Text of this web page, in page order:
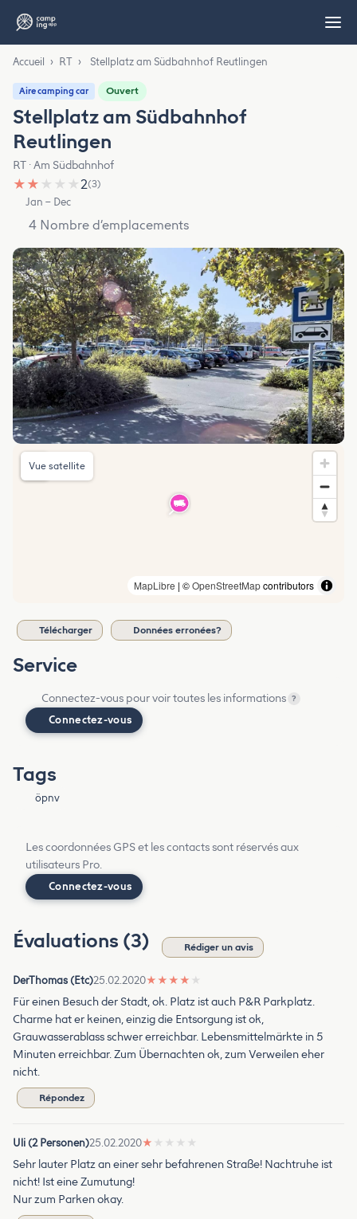
Accueil › RT › Stellplatz am Südbahnhof Reutlingen
Aire camping car Ouvert
Stellplatz am Südbahnhof
Reutlingen
RT · Am Südbahnhof
★ ★ ★ ★ ★2(3)
Jan – Dec
4 Nombre d’emplacements
MapLibre | ©OpenStreetMapcontributors
Vue satellite
Télécharger Données erronées?
Service
Connectez-vous pour voir toutes les informations ?
Connectez-vous
Tags
öpnv
Les coordonnées GPS et les contacts sont réservés aux
utilisateurs Pro.
Connectez-vous
Évaluations (3) Rédiger un avis
DerThomas (Etc)25.02.2020★ ★ ★ ★ ★
Für einen Besuch der Stadt, ok. Platz ist auch P&R Parkplatz.
Charme hat er keinen, einzig die Entsorgung ist ok,
Grauwasserablass schwer erreichbar. Lebensmittelmärkte in 5
Minuten erreichbar. Zum Übernachten ok, zum Verweilen eher
nicht.
Répondez
Uli (2 Personen)25.02.2020★ ★ ★ ★ ★
Sehr lauter Platz an einer sehr befahrenen Straße! Nachtruhe ist
nicht! Ist eine Zumutung!
Nur zum Parken okay.